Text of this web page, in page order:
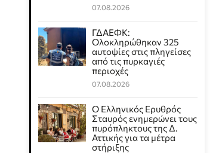
07.08.2026
ΓΔΑΕΦΚ:
Ολοκληρώθηκαν 325
αυτοψίες στις πληγείσες
από τις πυρκαγιές
περιοχές
07.08.2026
Ο Ελληνικός Ερυθρός
Σταυρός ενημερώνει τους
πυρόπληκτους της Δ.
Αττικής για τα μέτρα
στήριξης